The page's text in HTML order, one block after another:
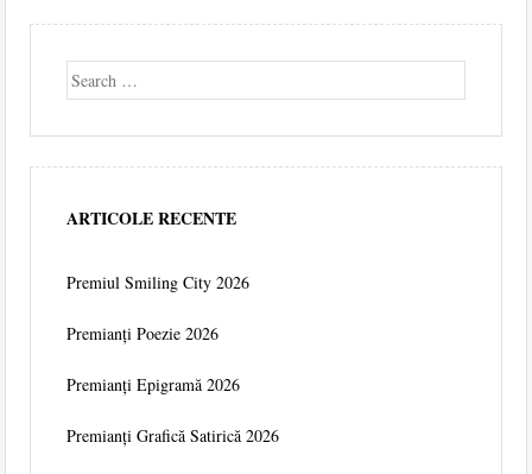
Search
ARTICOLE RECENTE
Premiul Smiling City 2026
Premianți Poezie 2026
Premianți Epigramă 2026
Premianți Grafică Satirică 2026